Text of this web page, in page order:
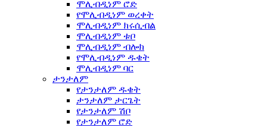
ሞሊብዲነም ሮድ
የሞሊብዲነም ወረቀት
ሞሊብዲነም ክሩሲብል
ሞሊብዲነም ቱቦ
ሞሊብዲነም ብሎክ
የሞሊብዲነም ዱቄት
ሞሊብዲነም ባር
ታንታለም
የታንታለም ዱቄት
ታንታለም ታርጌት
የታንታለም ሽቦ
የታንታለም ሮድ